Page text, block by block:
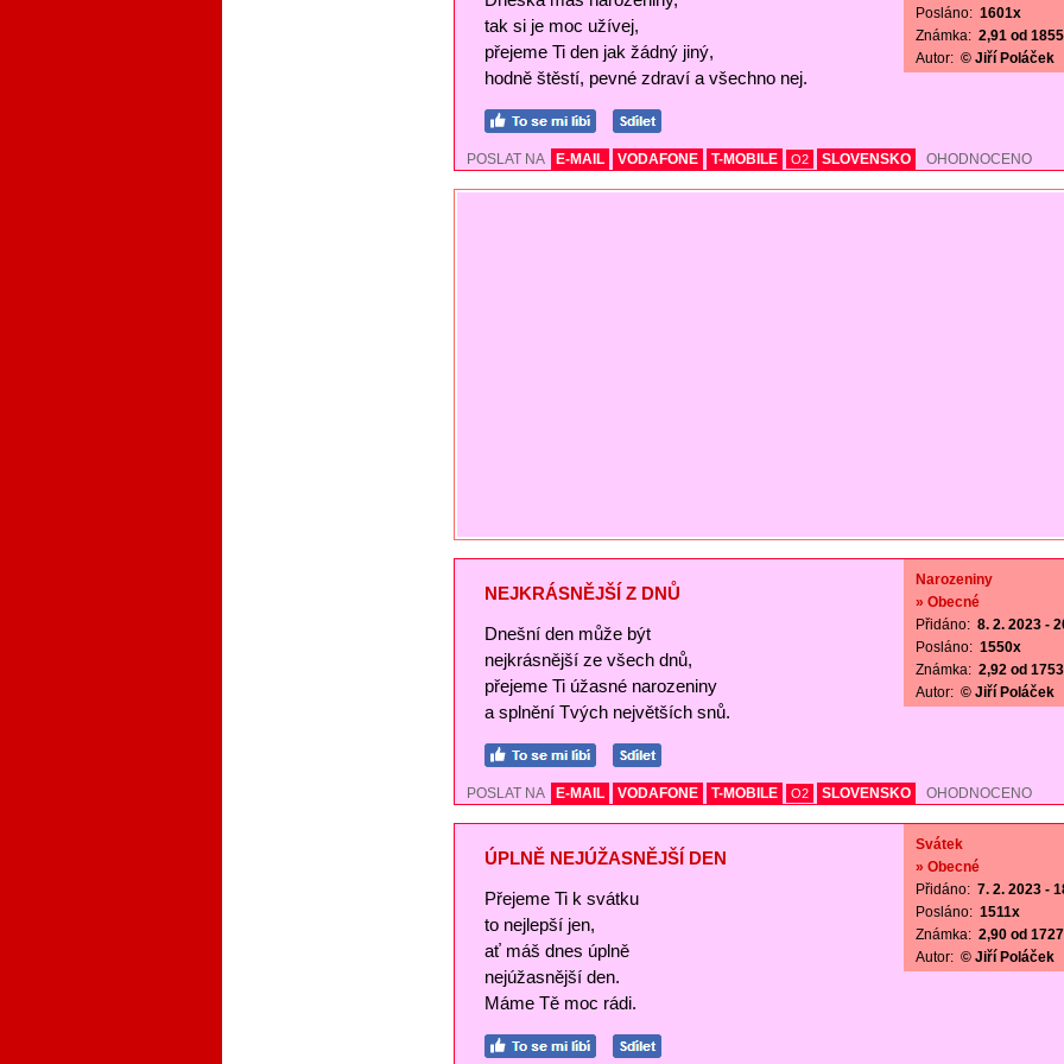
tak si je moc užívej,
přejeme Ti den jak žádný jiný,
hodně štěstí, pevné zdraví a všechno nej.
Posláno: 1601x
Známka: 2,91 od
Autor: © Jiří Poláček
POSLAT NA E-MAIL VODAFONE T-MOBILE O2 SLOVENSKO OHODNOCENO
NEJKRÁSNĚJŠÍ Z DNŮ
Dnešní den může být
nejkrásnější ze všech dnů,
přejeme Ti úžasné narozeniny
a splnění Tvých největších snů.
Narozeniny
» Obecné
Přidáno: 8. 2. 2023 -
Posláno: 1550x
Známka: 2,92 od
Autor: © Jiří Poláček
POSLAT NA E-MAIL VODAFONE T-MOBILE O2 SLOVENSKO OHODNOCENO
ÚPLNĚ NEJÚŽASNĚJŠÍ DEN
Přejeme Ti k svátku
to nejlepší jen,
ať máš dnes úplně
nejúžasnější den.
Máme Tě moc rádi.
Svátek
» Obecné
Přidáno: 7. 2. 2023 -
Posláno: 1511x
Známka: 2,90 od
Autor: © Jiří Poláček